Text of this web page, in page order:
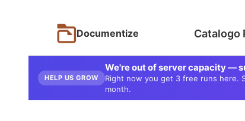
Documentize Catalogo
HELP US GROW
We're out of server capacity —
Right now you get 3 free runs here.
month.